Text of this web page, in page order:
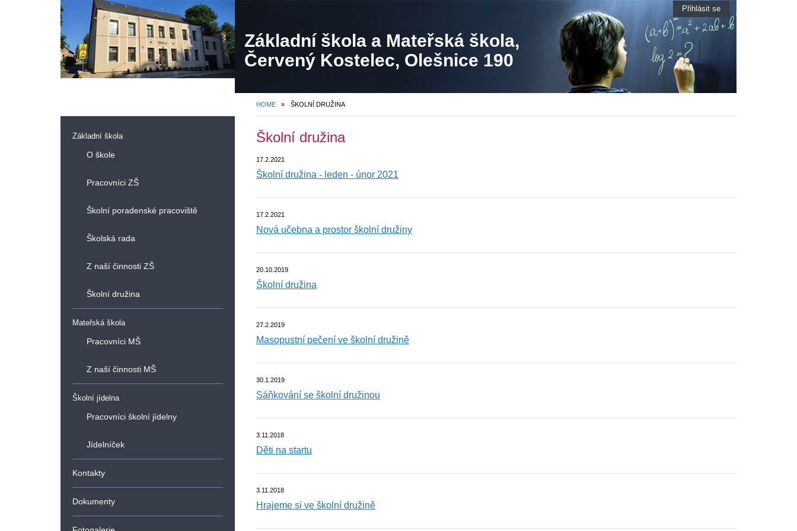
Přihlásit se
Základní škola a Mateřská škola,
Červený Kostelec, Olešnice 190
HOME » ŠKOLNÍ DRUŽINA
Základní škola
O škole
Pracovníci ZŠ
Školní poradenské pracoviště
Školská rada
Z naší činnosti ZŠ
Školní družina
Mateřská škola
Pracovníci MŠ
Z naší činnosti MŠ
Školní jídelna
Pracovníci školní jídelny
Jídelníček
Kontakty
Dokumenty
Školní družina
17.2.2021
Školní družina - leden - únor 2021
17.2.2021
Nová učebna a prostor školní družiny
20.10.2019
Školní družina
27.2.2019
Masopustní pečení ve školní družině
30.1.2019
Sáňkování se školní družinou
3.11.2018
Děti na startu
3.11.2018
Hrajeme si ve školní družině